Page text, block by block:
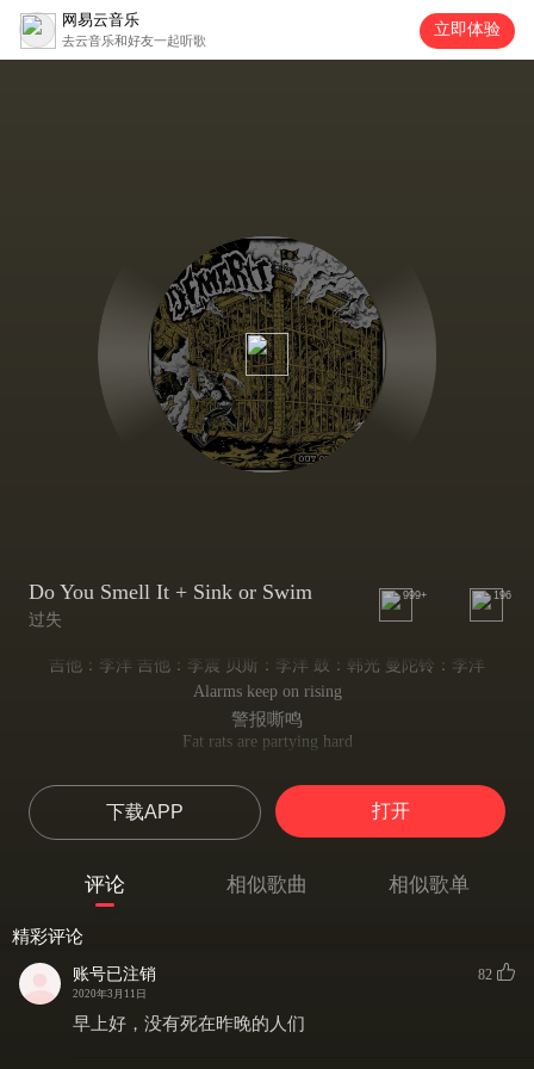
网易云音乐
去云音乐和好友一起听歌
立即体验
Do You Smell It + Sink or Swim
过失
999+ 196
吉他：李洋 吉他：李震 贝斯：李洋 鼓：韩光 曼陀铃：李洋
Alarms keep on rising
警报嘶鸣
Fat rats are partying hard
Send your kids to the front line
把你的孩子送往前线
Behind the fog of terror
The city has fallen
爆炸声在头顶上空回响
下载APP 打开
评论 相似歌曲 相似歌单
精彩评论
账号已注销
2020年3月11日
82
早上好，没有死在昨晚的人们